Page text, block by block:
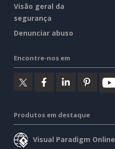
Visão geral da
segurança
Denunciar abuso
Encontre-nos em
Produtos em destaque
Visual Paradigm Online